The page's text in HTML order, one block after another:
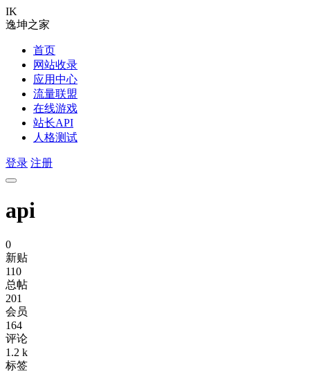
IK
逸坤之家
首页
网站收录
应用中心
流量联盟
在线游戏
站长API
人格测试
登录 注册
api
0
新贴
110
总帖
201
会员
164
评论
1.2 k
标签